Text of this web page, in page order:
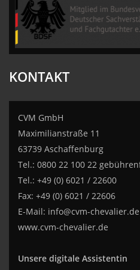
KONTAKT
CVM GmbH
Maximilianstraße 11
63739 Aschaffenburg
Tel.: 0800 22 100 22
Tel.: +49 (0) 6021 / 22600
Fax: +49 (0) 6021 / 22606
E-Mail: info@cvm-chevalier.de
www.cvm-chevalier.de
Unsere digitale Assistentin